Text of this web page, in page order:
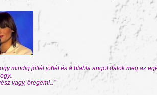
mindig jöttél jöttél és a blabla angol dalok meg az
vagy, öregem!..”